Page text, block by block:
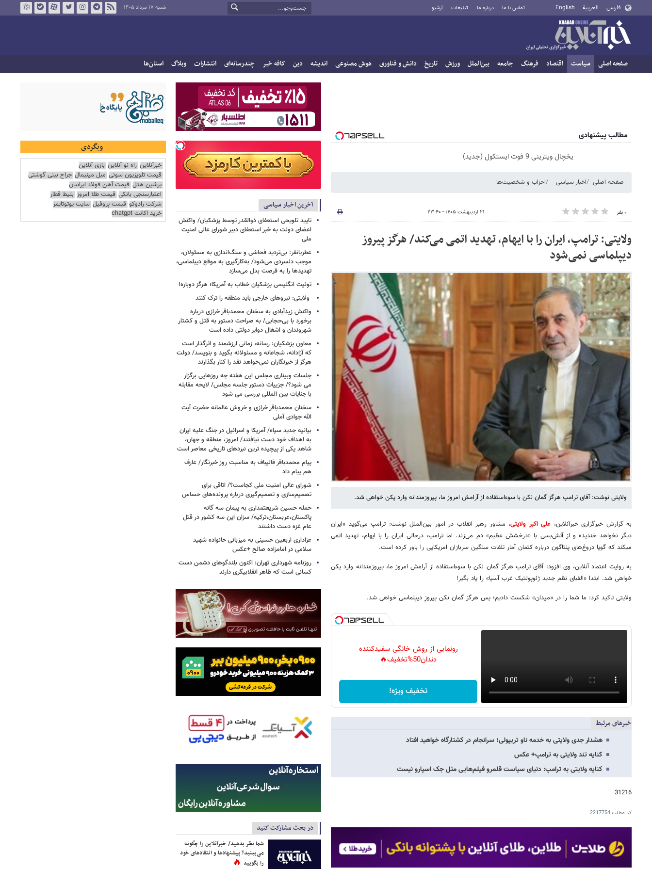
فارسی العربية English تماس با ما درباره ما تبلیغات آرشیو شنبه ۱۷ مرداد ۱۴۰۵
صفحه اصلی سیاست اقتصاد فرهنگ جامعه بین‌الملل ورزش تاریخ دانش و فناوری هوش مصنوعی اندیشه دین کافه خبر چندرسانه‌ای انتشارات وبلاگ استان‌ها
مطالب پیشنهادی
یخچال ویترینی 9 فوت ایستکول (جدید)
صفحه اصلی اخبار سیاسی احزاب و شخصیت‌ها
۰ نفر ۲۱ اردیبهشت ۱۴۰۵ - ۲۳:۴۰
ولایتی: ترامپ، ایران را با ایهام، تهدید اتمی می‌کند/ هرگز پیروز
دیپلماسی نمی‌شود
ولایتی نوشت: آقای ترامپ هرگز گمان نکن با سوءاستفاده از آرامش امروز ما، پیروزمندانه وارد پکن خواهی شد.
به گزارش خبرگزاری خبرآنلاین، علی اکبر ولایتی، مشاور رهبر انقلاب در امور بین‌الملل نوشت: ترامپ می‌گوید «ایران
دیگر نخواهد خندید» و از آتش‌بسی با «درخشش عظیم» دم می‌زند. اما ترامپ، درحالی ایران را با ایهام، تهدید اتمی
میکند که گویا دروغ‌های پنتاگون درباره کتمان آمار تلفات سنگین سربازان امریکایی را باور کرده است.
به روایت اعتماد آنلاین، وی افزود: آقای ترامپ هرگز گمان نکن با سوءاستفاده از آرامش امروز ما، پیروزمندانه وارد پکن
خواهی شد. ابتدا «الفبای نظم جدید ژئوپولتیک غرب آسیا» را یاد بگیر!
ولایتی تاکید کرد: ما شما را در «میدان» شکست دادیم؛ پس هرگز گمان نکن پیروزِ دیپلماسی خواهی شد.
رونمایی از روش خانگی سفیدکننده
دندان50%تخفیف🔥
تخفیف ویژه!
خبرهای مرتبط
هشدار جدی ولایتی به خدمه ناو تریپولی؛ سرانجام در کشتارگاه خواهید افتاد
کنایه تند ولایتی به ترامپ+ عکس
کنایه ولایتی به ترامپ: دنیای سیاست قلمرو فیلم‌هایی مثل جک اسپارو نیست
31216
کد مطلب2217754
آخرین اخبار سیاسی
تایید تلویحی استعفای ذوالقدر توسط پزشکیان/ واکنش
اعضای دولت به خبر استعفای دبیر شورای عالی امنیت
ملی
عطریانفر: بی‌تردید فحاشی و سنگ‌اندازی به مسئولان،
موجب دلسردی می‌شود/ به‌کارگیری به موقع دیپلماسی،
تهدیدها را به فرصت بدل می‌سازد
توئیت انگلیسی پزشکیان خطاب به آمریکا؛ هرگز دوباره!
ولایتی: نیروهای خارجی باید منطقه را ترک کنند
واکنش زیدآبادی به سخنان محمدباقر خرازی درباره
برخورد با بی‌حجابی/ به صراحت دستور به قتل و کشتار
شهروندان و اشغال دوایر دولتی داده است
معاون پزشکیان: رسانه، زمانی ارزشمند و اثرگذار است
که آزادانه، شجاعانه و مسئولانه بگوید و بنویسد/ دولت
هرگز از خبرنگاران نمی‌خواهد نقد را کنار بگذارند
جلسات وبیناری مجلس این هفته چه روزهایی برگزار
می شود؟/ جزییات دستور جلسه مجلس/ لایحه مقابله
با جنایات بین المللی بررسی می شود
سخنان محمدباقر خرازی و خروش عالمانه حضرت آیت
الله جوادی آملی
بیانیه جدید سپاه/ آمریکا و اسرائیل در جنگ علیه ایران
به اهداف خود دست نیافتند/ امروز، منطقه و جهان،
شاهد یکی از پیچیده ترین نبردهای تاریخی معاصر است
پیام محمدباقر قالیباف به مناسبت روز خبرنگار/ عارف
هم پیام داد
شورای عالی امنیت ملی کجاست؟/ اتاقی برای
تصمیم‌سازی و تصمیم‌گیری درباره پرونده‌های حساس
حمله حسین شریعتمداری به پیمان سه گانه
پاکستان،عربستان،ترکیه/ سزان این سه کشور در قتل
عام غزه دست داشتند
عزاداری اربعین حسینی به میزبانی خانواده شهید
سلامی در امامزاده صالح +عکس
روزنامه شهرداری تهران: اکنون بلندگوهای دشمن دست
کسانی است که ظاهر انقلابیگری دارند
در بحث مشارکت کنید
شما نظر بدهید/ خبرآنلاین را چگونه
می‌بینید؟ پیشنهادها و انتقادهای خود
را بگویید
وبگردی
خبرآنلاین راه نو آنلاین بازی آنلاین
قیمت تلویزیون سونی مبل مینیمال جراح بینی گوشتی
پرشین هتل قیمت آهن فولاد ایرانیان
اعتبارسنجی بانکی قیمت طلا امروز بلیط قطار
شرکت رادوکو قیمت پروفیل سایت یوتوتایمز
خرید اکانت chatgpt